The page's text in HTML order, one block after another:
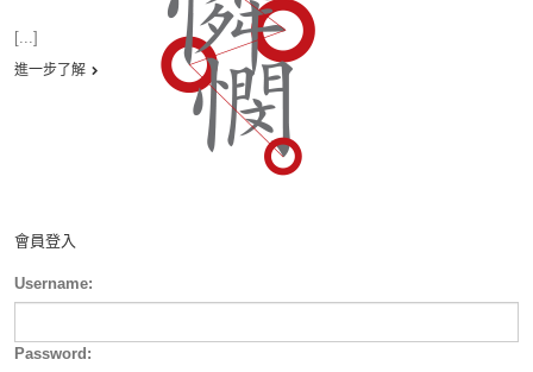
[...]
進一步了解
會員登入
Username:
Password: